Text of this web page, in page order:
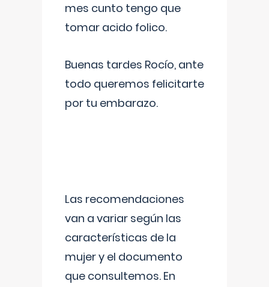
mes cunto tengo que
tomar acido folico.
Buenas tardes Rocío, ante
todo queremos felicitarte
por tu embarazo.
Las recomendaciones
van a variar según las
características de la
mujer y el documento
que consultemos. En